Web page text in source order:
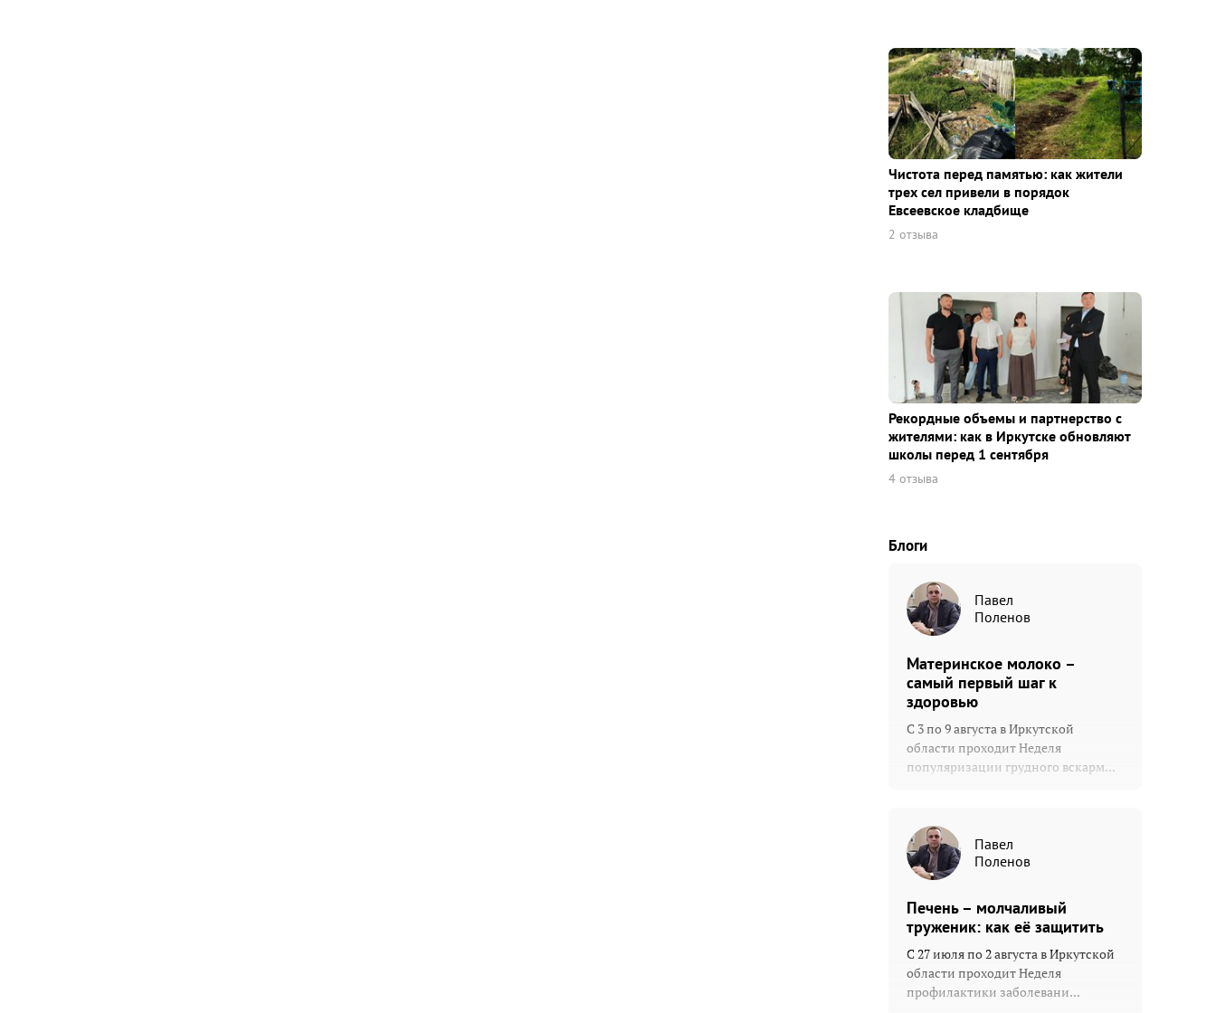
Чистота перед памятью: как жители
трех сел привели в порядок
Евсеевское кладбище
2 отзыва
Рекордные объемы и партнерство с
жителями: как в Иркутске обновляют
школы перед 1 сентября
4 отзыва
Блоги
Павел
Поленов
Материнское молоко –
самый первый шаг к
здоровью
С 3 по 9 августа в Иркутской
области проходит Неделя
популяризации грудного вскарм...
Павел
Поленов
Печень – молчаливый
труженик: как её защитить
С 27 июля по 2 августа в Иркутской
области проходит Неделя
профилактики заболевани...